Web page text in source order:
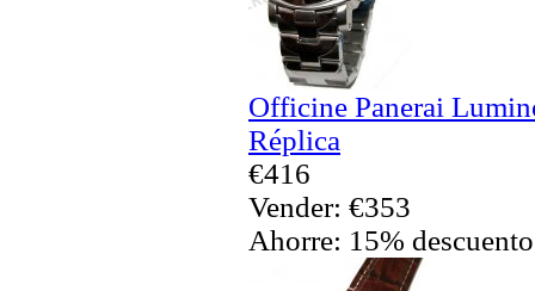
Officine Panerai
Réplica
€416
Vender: €353
Ahorre: 15% descuento